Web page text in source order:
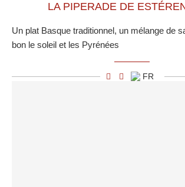
LA PIPERADE DE
Un plat Basque traditionnel, un mélange de
bon le soleil et les Pyrénées
FR